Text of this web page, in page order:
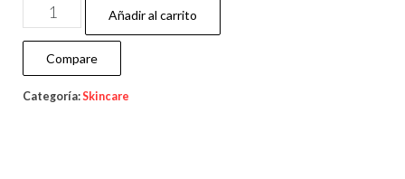
Añadir al carrito
Compare
Categoría:Skincare